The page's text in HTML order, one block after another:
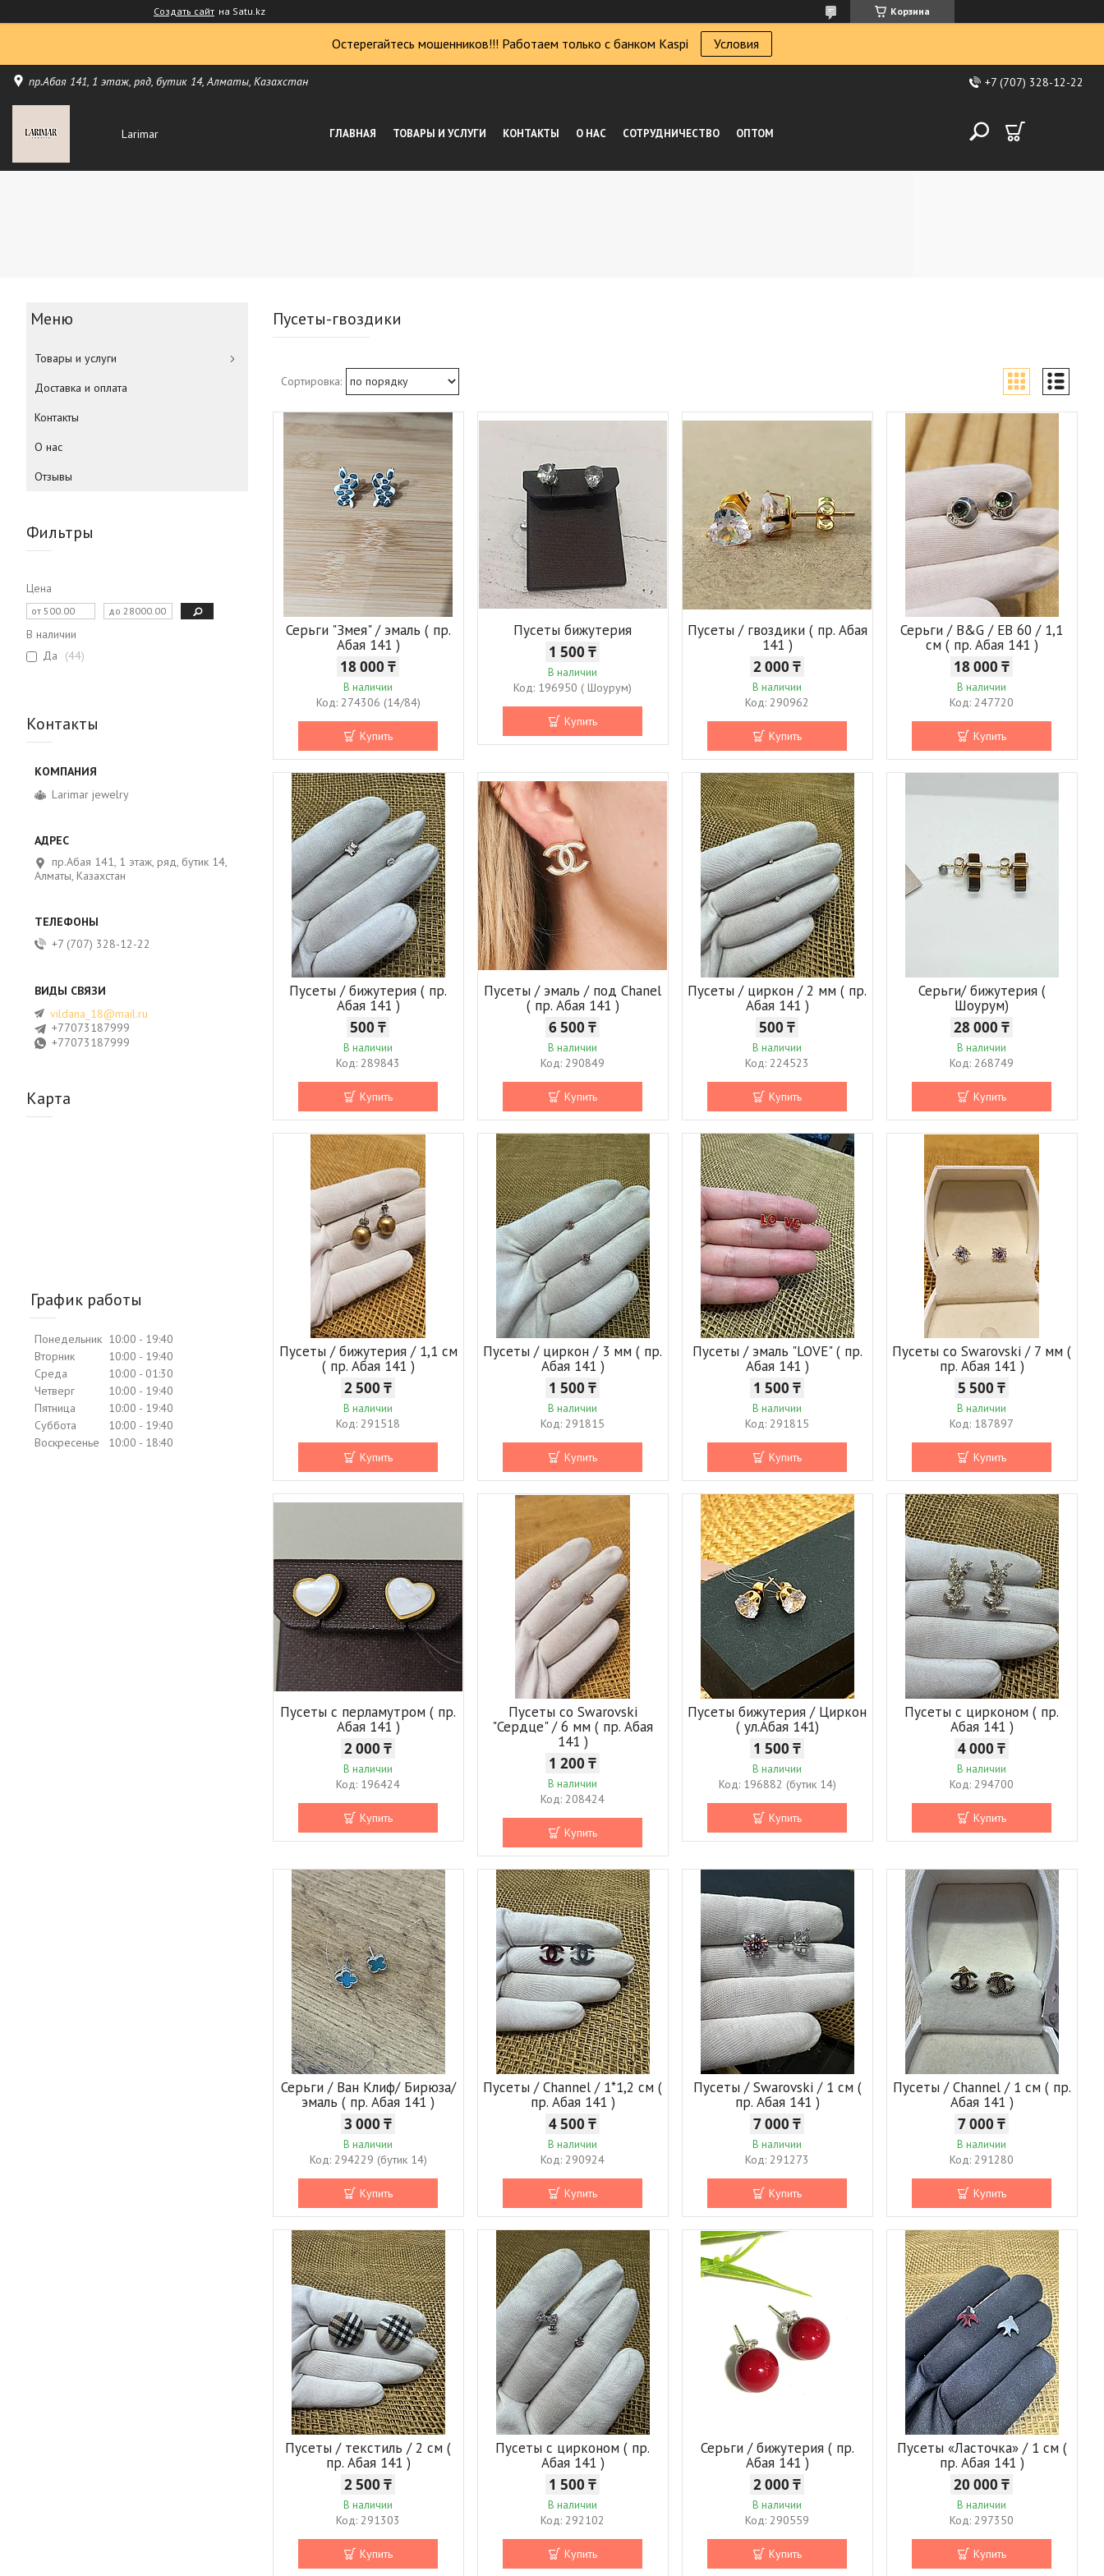
Создать сайт на Satu.kz Корзина
Остерегайтесь мошенников!!! Работаем только с банком Kaspi Условия
пр.Абая 141, 1 этаж, ряд, бутик 14, Алматы, Казахстан +7 (707) 328-12-22
Larimar ГЛАВНАЯ ТОВАРЫ И УСЛУГИ КОНТАКТЫ О НАС СОТРУДНИЧЕСТВО ОПТОМ
Пусеты-гвоздики
Серьги "Змея" / эмаль ( пр.
Абая 141 )
18 000 ₸
В наличии
274306 (14/84)
Купить
Пусеты бижутерия
1 500 ₸
В наличии
196950 ( Шоурум)
Купить
Пусеты / гвоздики ( пр. Абая
141 )
2 000 ₸
В наличии
290962
Купить
Серьги / B&G / EB 60 / 1,1
см ( пр. Абая 141 )
18 000 ₸
В наличии
247720
Купить
Пусеты / бижутерия ( пр.
Абая 141 )
500 ₸
В наличии
289843
Купить
Пусеты / эмаль / под Chanel
( пр. Абая 141 )
6 500 ₸
В наличии
290849
Купить
Пусеты / циркон / 2 мм ( пр.
Абая 141 )
500 ₸
В наличии
224523
Купить
Серьги/ бижутерия (
Шоурум)
28 000 ₸
В наличии
268749
Купить
Пусеты / бижутерия / 1,1 см
( пр. Абая 141 )
2 500 ₸
В наличии
291518
Купить
Пусеты / циркон / 3 мм ( пр.
Абая 141 )
1 500 ₸
В наличии
291815
Купить
Пусеты / эмаль "LOVE" ( пр.
Абая 141 )
1 500 ₸
В наличии
291815
Купить
Пусеты со Swarovski / 7 мм (
пр. Абая 141 )
5 500 ₸
В наличии
187897
Купить
Пусеты с перламутром ( пр.
Абая 141 )
2 000 ₸
В наличии
196424
Купить
Пусеты со Swarovski
"Сердце" / 6 мм ( пр. Абая
141 )
1 200 ₸
В наличии
208424
Купить
Пусеты бижутерия / Циркон
( ул.Абая 141)
1 500 ₸
В наличии
196882 (бутик 14)
Купить
Пусеты с цирконом ( пр.
Абая 141 )
4 000 ₸
В наличии
294700
Купить
Серьги / Ван Клиф/ Бирюза/
эмаль ( пр. Абая 141 )
3 000 ₸
В наличии
294229 (бутик 14)
Купить
Пусеты / Channel / 1*1,2 см (
пр. Абая 141 )
4 500 ₸
В наличии
290924
Купить
Пусеты / Swarovski / 1 см (
пр. Абая 141 )
7 000 ₸
В наличии
291273
Купить
Пусеты / Channel / 1 см ( пр.
Абая 141 )
7 000 ₸
В наличии
291280
Купить
Пусеты / текстиль / 2 см (
пр. Абая 141 )
2 500 ₸
В наличии
291303
Купить
Пусеты с цирконом ( пр.
Абая 141 )
1 500 ₸
В наличии
292102
Купить
Серьги / бижутерия ( пр.
Абая 141 )
2 000 ₸
В наличии
290559
Купить
Пусеты «Ласточка» / 1 см (
пр. Абая 141 )
20 000 ₸
В наличии
297350
Купить
Товары и услуги
Доставка и оплата
Контакты
О нас
Отзывы
Фильтры
Цена
В наличии
Да
44
Контакты
Larimar jewelry
пр.Абая 141, 1 этаж, ряд, бутик 14,
Алматы, Казахстан
+7 (707) 328-12-22
vildana_18@mail.ru
+77073187999
+77073187999
Карта
График работы
Понедельник 10:00
19:40
Вторник
10:00
19:40
Среда
10:00
01:30
Четверг
10:00
19:40
Пятница
10:00
19:40
Суббота
10:00
19:40
Воскресенье
10:00 18:40